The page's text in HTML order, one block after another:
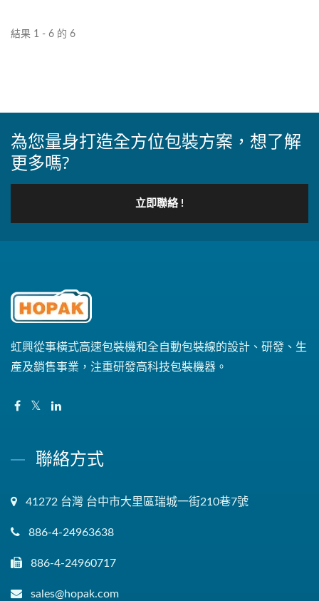
袋器，配合特殊上開製袋器
裝產品快速，少量多樣或大
量生產均可配合。...
結果 1 - 6 的 6
為您量身打造全方位包裝方案，想了解
更多嗎?
立即聯絡 !
虹興從事橫式高速包裝機和全自動包裝線的設計、研發、生
產及銷售事業，注重研發高科技包裝機器。
聯絡方式
41272 台灣 台中市大里區瑞城一街210巷7號
886-4-24963638
886-4-24960717
sales@hopak.com